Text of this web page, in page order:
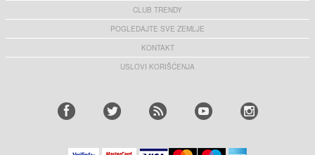
CLUB TRENDY
POGLEDAJTE SVE ZEMLJE
KONTAKT
USLOVI KORIŠĆENJA